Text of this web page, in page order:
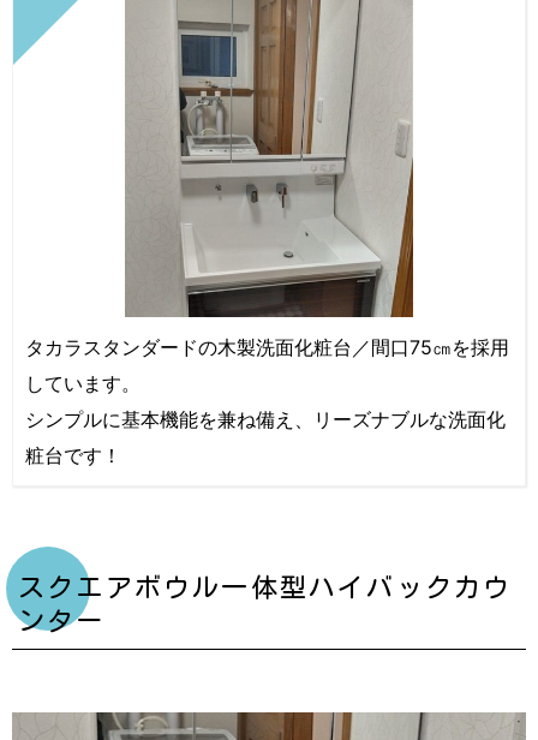
タカラスタンダードの木製洗面化粧台／間口75㎝を採用
しています。
シンプルに基本機能を兼ね備え、リーズナブルな洗面化
粧台です！
スクエアボウル一体型ハイバックカウ
ンター